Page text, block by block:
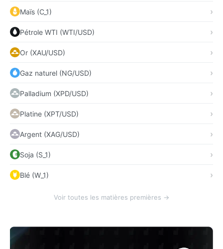
Maïs (C_1)
Pétrole WTI (WTI/USD)
Or (XAU/USD)
Gaz naturel (NG/USD)
Palladium (XPD/USD)
Platine (XPT/USD)
Argent (XAG/USD)
Soja (S_1)
Blé (W_1)
Voir toutes les matières premières →